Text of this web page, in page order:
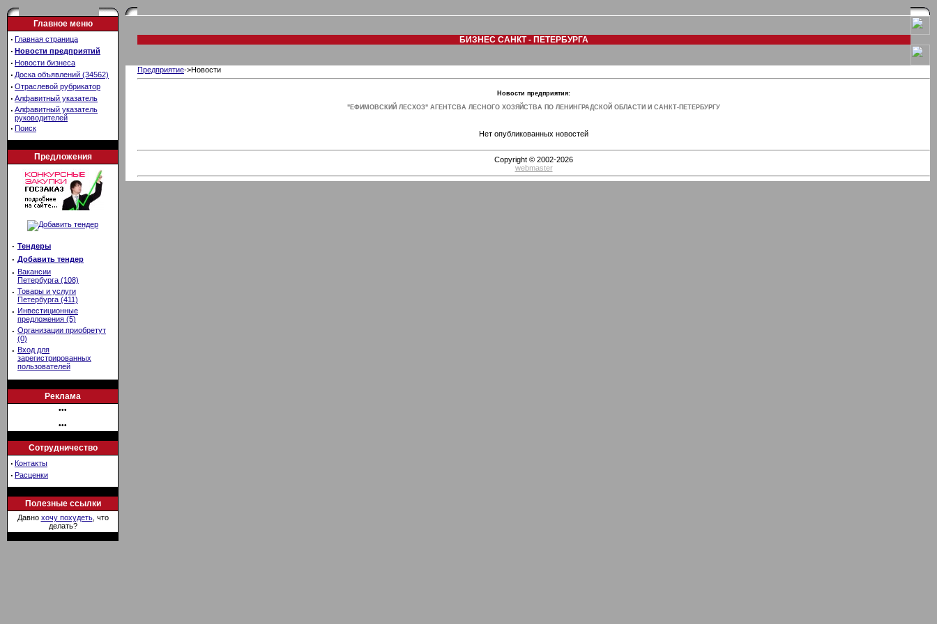
Главное меню
· Главная страница
· Новости предприятий
· Новости бизнеса
· Доска объявлений (34562)
· Отраслевой рубрикатор
· Алфавитный указатель
· Алфавитный указатель
руководителей
· Поиск
Предложения
· Тендеры
· Добавить тендер
· Вакансии
Петербурга (108)
· Товары и услуги
Петербурга (411)
· Инвестиционные
предложения (5)
· Организации приобретут
(0)
· Вход для
зарегистрированных
пользователей
Реклама
•••
•••
Сотрудничество
· Контакты
· Расценки
Полезные ссылки
Давно хочу похудеть, что
делать?
БИЗНЕС САНКТ - ПЕТЕРБУРГА
Предприятие->Новости
Новости предприятия:
"ЕФИМОВСКИЙ ЛЕСХОЗ" АГЕНТСВА ЛЕСНОГО ХОЗЯЙСТВА ПО ЛЕНИНГРАДСКОЙ ОБЛАСТИ И САНКТ-ПЕТЕРБУРГУ
Нет опубликованных новостей
Copyright © 2002-2026
webmaster